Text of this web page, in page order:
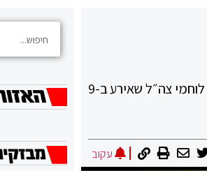
כוחות צה"ל ושב"כ עצרו בחודש שעבר את החשודים בביצוע ניסיון פיגוע הדריסה והירי כנגד לוחמי צה״ל שאירע ב-9
עקוב